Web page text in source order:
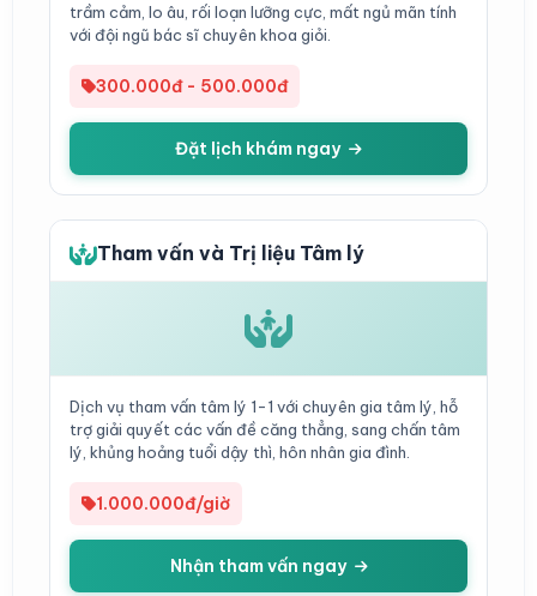
trầm cảm, lo âu, rối loạn lưỡng cực, mất ngủ mãn tính
với đội ngũ bác sĩ chuyên khoa giỏi.
300.000đ - 500.000đ
Đặt lịch khám ngay
Tham vấn và Trị liệu Tâm lý
Dịch vụ tham vấn tâm lý 1-1 với chuyên gia tâm lý, hỗ
trợ giải quyết các vấn đề căng thẳng, sang chấn tâm
lý, khủng hoảng tuổi dậy thì, hôn nhân gia đình.
1.000.000đ/giờ
Nhận tham vấn ngay